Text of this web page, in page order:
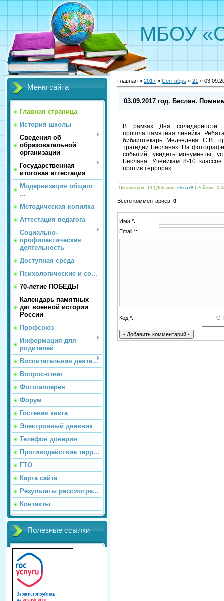
МБОУ
Меню сайта
Главная страница
История школы
Сведения об
образовательной
организации
Государственная
итоговая аттестация
Модернизация общего
...
Методическая копилка
Аттестация педагога
Социально-
профилактическая
деятельность
Доступная среда
Психологические и со...
70-летие ПОБЕДЫ
Календарь памятных
дат военной истории
России
Профсоюз
Информация для
родителей
Воспитательная деяте...
Вопрос-ответ
Фотогаллерея
Форум
Гостевая книга
Электронный дневник
Телефон доверия
Противодействие терр...
ГТО
Карта сайта
Результаты рассмотре...
Контакты
Полезные ссылки
Главная » 2017 » Сентябрь » 21 »
03.09.2017 год. Беслан.
В рамках Дня
прошла памятная линейка.
библиотекарь Медведева С.В.
трагедии Беслана». На
событий, увидеть монументы,
Беслана. Ученикам 8-10
против террора».
Просмотров: 19 Добавил: elena78 Рейтинг: 0.0
Всего комментариев: 0
Имя *:
Email *:
Код *: